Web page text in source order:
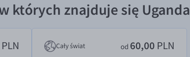
których znajduje się Uganda
PLN Cały świat od 60,00 PLN